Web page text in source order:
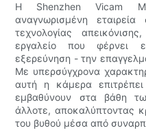
Η Shenzhen Vicam
αναγνωρισμένη
τεχνολογίας
εργαλείο που φέρνει
εξερεύνηση - την
Με υπερσύγχρονα
αυτή η κάμερα
εμβαθύνουν στα βάθη
άλλοτε, αποκαλύπτοντας
του βυθού μέσα από